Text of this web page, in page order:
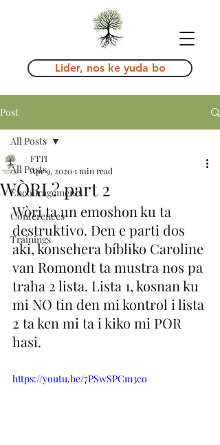
Lider, nos ke yuda bo
Post
All Posts
Encouragements
Conferences
Trainings
All Posts
WÒRI ? part 2
FTTI
Apr 9, 20201 min read
Wòri ta un emoshon ku ta
destruktivo. Den e parti dos
aki, konsehera bíbliko Caroline
van Romondt ta mustra nos pa
traha 2 lista. Lista 1, kosnan ku
mi NO tin den mi kontrol i lista
2 ta ken mi ta i kiko mi POR
hasi.
https://youtu.be/7PSwSPCm3co